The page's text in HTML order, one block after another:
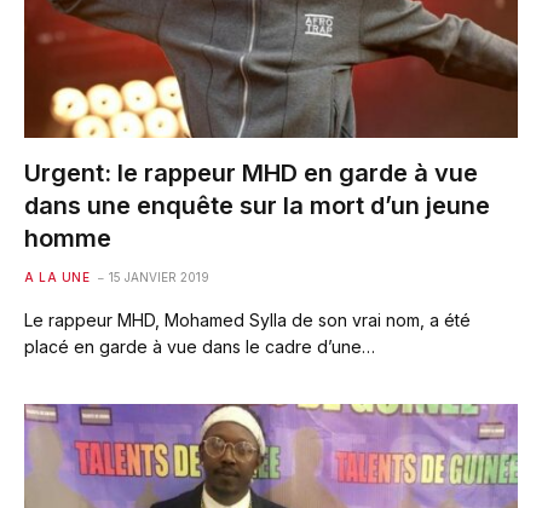
Urgent: le rappeur MHD en garde à vue
dans une enquête sur la mort d’un jeune
homme
A LA UNE 15 JANVIER 2019
Le rappeur MHD, Mohamed Sylla de son vrai nom, a été
placé en garde à vue dans le cadre d’une…